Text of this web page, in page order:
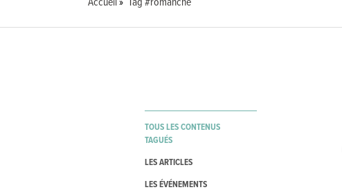
TOUS LES CONTENUS
TAGUÉS
LES ARTICLES
LES ÉVÉNEMENTS